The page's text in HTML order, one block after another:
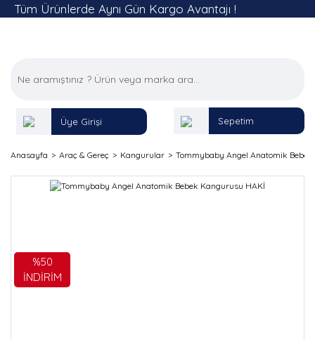
Tüm Ürünlerde Aynı Gün Kargo Avantajı !
Üye Girişi Sepetim
Anasayfa Araç & Gereç Kangurular Tommybaby Angel Anatomik
%50
İNDİRİM